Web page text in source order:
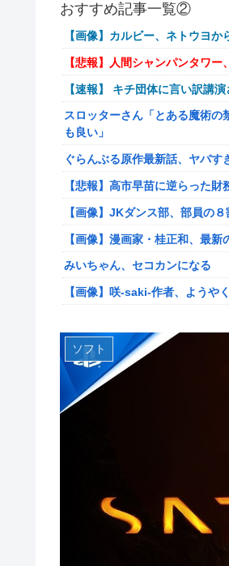
佐藤二朗、妻とのハグを報告「
【画像】こんな感じのクルマで
【朗報】ドラゴンボール史上、
路上駐車中のテスラ車を超弩
【艦これ】そもそも深海ってな
【艦これ】けーかいじん 他
【艦これ】E5ヌルイとかいう
【艦これ】もちもちーの本気 他
【ウマ娘】水着シュヴァちいい
韓国人「超巨大台風13号ドル
出した直近の台風進路図がこ
車大手工場にも女性・高齢者…
キャデラックF1、致命的なブ
【緊急】今の若者に急増して
アリスソフト「ランス10」ゲ
【デレマス】 凛「なにこれ、
シュート選手が結婚を発表、
【ウマ娘】海外の絵師が描い
【速報】超かぐや姫さん、と
【動画】ブラジルの女子フッ
おすすめ記事一覧②
【画像】カルビー、ネトウヨ
【悲報】人間シャンパンタワ
【速報】 キチ団体に言い訳講
スロッターさん「とある魔術の
も良い」
ぐらんぶる原作最新話、ヤバす
【悲報】高市早苗に逆らった
【画像】JKダンス部、部員の
【画像】漫画家・桂正和、最
みいちゃん、セコカンになる
【画像】咲-saki-作者、ようや
【艦これ】けーかいじん 他
【艦これ】E5ヌルイとかいう
新台スマスロ『Lやじきた道中
スイカ取りこぼし注意 etc…
京大病院、手術ミスで50代女
【画像】前田敦子さん、脚が
【画像】元モデルのTBS新人ア
テレビ大好き高齢者の｢テレビ
ソフト